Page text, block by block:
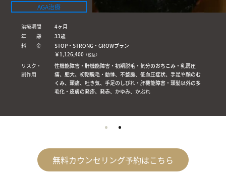
AGA治療
治療期間
4ヶ月
年 齢
33歳
料 金
STOP・STRONG・GROWプラン
￥1,126,400 （税込）
リスク・
副作用
性機能障害・肝機能障害・初期脱毛・気分のおちこみ・乳房圧
痛、肥大、初期脱毛・動悸、不整脈、低血圧症状、手足や顔のむ
くみ、頭痛、吐き気、手足のしびれ・肝機能障害・頭髪以外の多
毛化・皮膚の発疹、発赤、かゆみ、かぶれ
無料カウンセリング予約はこちら